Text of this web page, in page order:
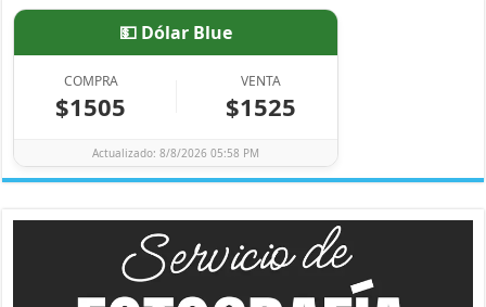
💵 Dólar Blue
COMPRA
$1505
VENTA
$1525
Actualizado: 8/8/2026 05:58 PM